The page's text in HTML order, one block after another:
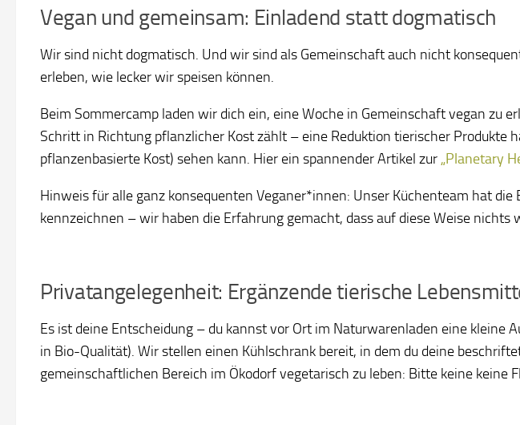
Vegan und gemeinsam: Einladend statt dogmatisch
Wir sind nicht dogmatisch. Und wir sind als Gemeinschaft auch nicht
erleben, wie lecker wir speisen können.
Beim Sommercamp laden wir dich ein, eine Woche in Gemeinschaft vegan zu
Schritt in Richtung pflanzlicher Kost zählt – eine Reduktion tierischer Produkte
pflanzenbasierte Kost) sehen kann. Hier ein spannender Artikel zur „Planetary
Hinweis für alle ganz konsequenten Veganer*innen: Unser Küchenteam hat
kennzeichnen – wir haben die Erfahrung gemacht, dass auf diese Weise
Privatangelegenheit: Ergänzende tierische
Es ist deine Entscheidung – du kannst vor Ort im Naturwarenladen eine
in Bio-Qualität). Wir stellen einen Kühlschrank bereit, in dem du deine
gemeinschaftlichen Bereich im Ökodorf vegetarisch zu leben: Bitte keine keine